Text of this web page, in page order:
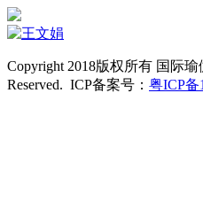
Copyright 2018版权所有 国际
Reserved. ICP备案号： 粤ICP备